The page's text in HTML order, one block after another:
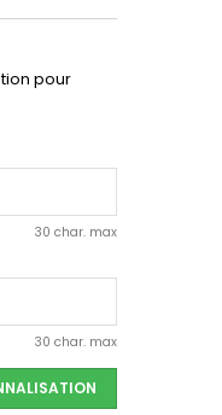
pour
30 char. max
30 char. max